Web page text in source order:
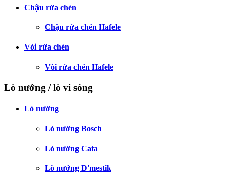
Chậu rửa chén
Chậu rửa chén Hafele
Vòi rửa chén
Vòi rửa chén Hafele
Lò nướng / lò vi sóng
Lò nướng
Lò nướng Bosch
Lò nướng Cata
Lò nướng D'mestik